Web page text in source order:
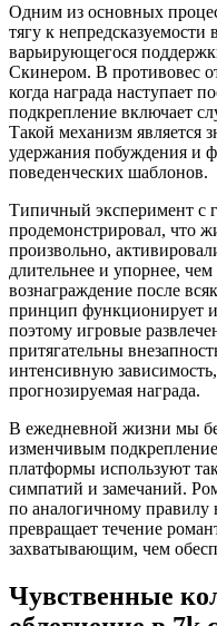
Одним из основных
тягу к непредсказуемости
варьирующегося
Скинером. В противовес
когда награда наступает
подкрепление включает
Такой механизм является
удержания побуждения и
поведенческих шаблонов.
Типичный эксперимент с
продемонстрировал, что
произвольно,
длительнее и упорнее,
вознаграждение после
принцип функционирует
поэтому игровые
притягательны
интенсивную
прогнозируемая награда.
В ежедневной жизни мы
изменчивым
платформы используют
симпатий и замечаний.
по аналогичному правилу
превращает течение
захватывающим, чем
Чувственные